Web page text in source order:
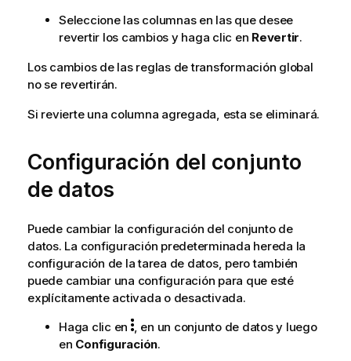
e
n
i
a
Seleccione las columnas en las que desee
revertir los cambios y haga clic en Revertir.
Los cambios de las reglas de transformación global
no se revertirán.
Si revierte una columna agregada, esta se eliminará.
Configuración del conjunto
de datos
Puede cambiar la configuración del conjunto de
datos. La configuración predeterminada hereda la
configuración de la tarea de datos, pero también
puede cambiar una configuración para que esté
explícitamente activada o desactivada.
Haga clic en , en un conjunto de datos y luego
en Configuración.